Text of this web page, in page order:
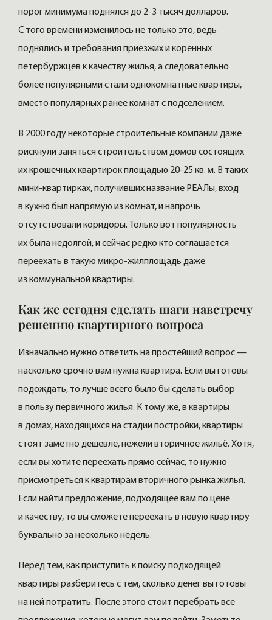
порог минимума поднялся до 2-3 тысяч долларов.
С того времени изменилось не только это, ведь
поднялись и требования приезжих и коренных
петербуржцев к качеству жилья, а следовательно
более популярными стали однокомнатные квартиры,
вместо популярных ранее комнат с подселением.
В 2000 году некоторые строительные компании даже
рискнули заняться строительством домов состоящих
их крошечных квартирок площадью 20-25 кв. м. В таких
мини-квартирках, получивших название РЕАЛы, вход
в кухню был напрямую из комнат, и напрочь
отсутствовали коридоры. Только вот популярность
их была недолгой, и сейчас редко кто соглашается
переехать в такую микро-жилплощадь даже
из коммунальной квартиры.
Как же сегодня сделать шаги навстречу
решению квартирного вопроса
Изначально нужно ответить на простейший вопрос —
насколько срочно вам нужна квартира. Если вы готовы
подождать, то лучше всего было бы сделать выбор
в пользу первичного жилья. К тому же, в квартиры
в домах, находящихся на стадии постройки, квартиры
стоят заметно дешевле, нежели вторичное жильё. Хотя,
если вы хотите переехать прямо сейчас, то нужно
присмотреться к квартирам вторичного рынка жилья.
Если найти предложение, подходящее вам по цене
и качеству, то вы сможете переехать в новую квартиру
буквально за несколько недель.
Перед тем, как приступить к поиску подходящей
квартиры разберитесь с тем, сколько денег вы готовы
на ней потратить. После этого стоит перебрать все